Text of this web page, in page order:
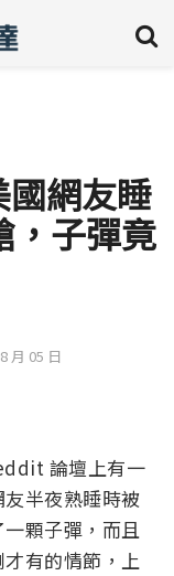
網友睡
，子彈竟
月 05 日
論壇上有一
半夜熟睡時被
顆子彈，而且
有的情節，上